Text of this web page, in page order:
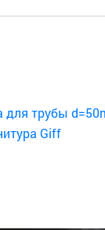
для трубы
Giff